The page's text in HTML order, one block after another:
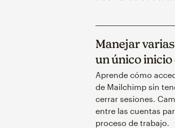
Manejar
un único inicio
Aprende cómo
de Mailchimp sin
cerrar sesiones.
entre las cuentas
proceso de trabajo.